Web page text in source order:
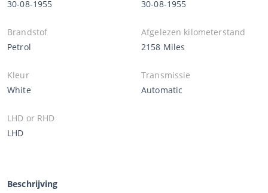
30-08-1955
30-08-1955
Brandstof
Petrol
Afgelezen kilometerstand
2158 Miles
Kleur
White
Transmissie
Automatic
LHD or RHD
LHD
Beschrijving